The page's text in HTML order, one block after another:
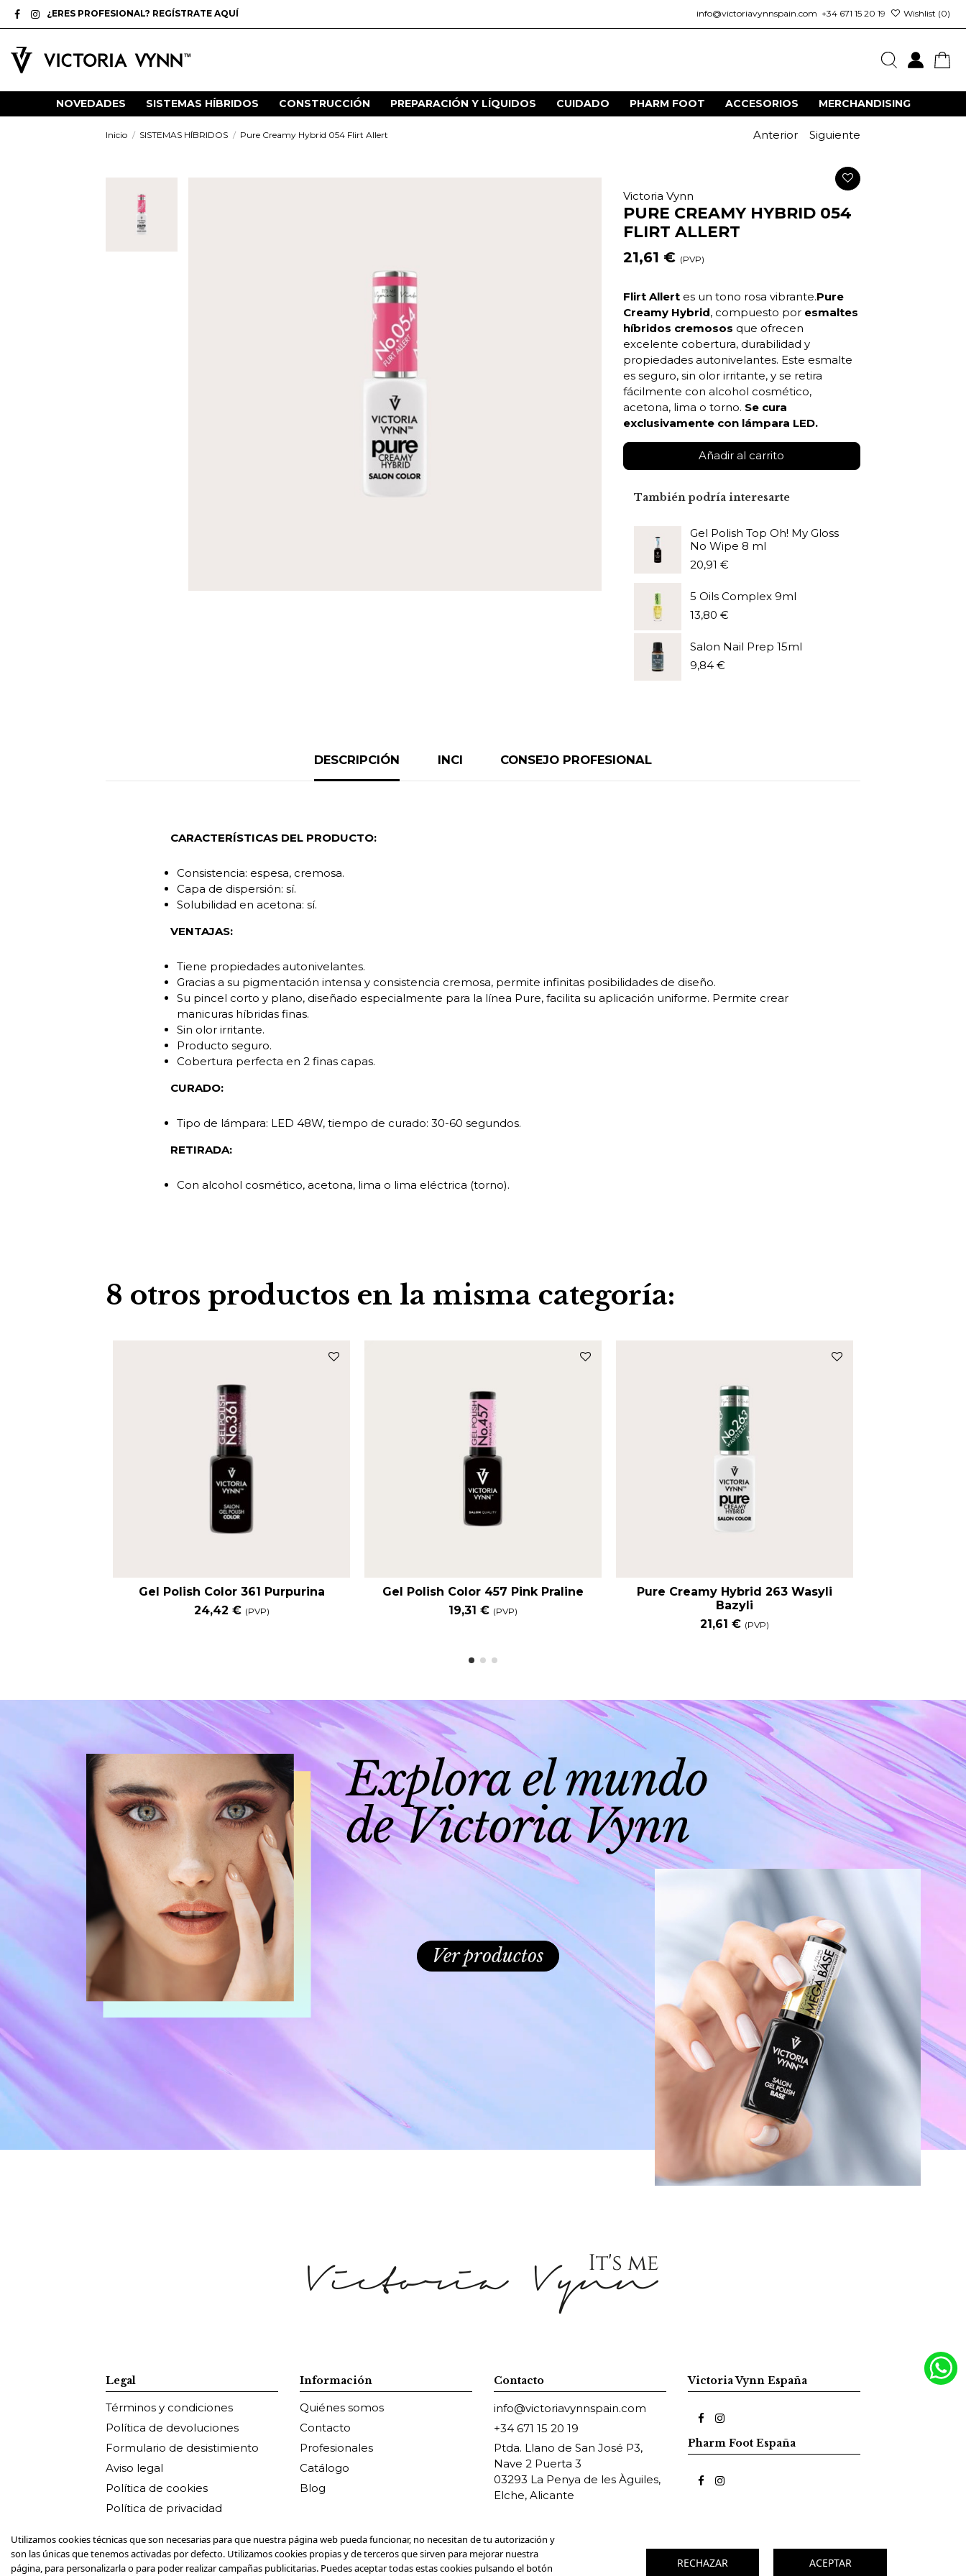
¿ERES PROFESIONAL? REGÍSTRATE AQUÍ info@victoriavynnspain.com +34 671 15 20 19 Wishlist (0)
NOVEDADES SISTEMAS HÍBRIDOS CONSTRUCCIÓN PREPARACIÓN Y LÍQUIDOS CUIDADO PHARM FOOT ACCESORIOS MERCHANDISING
Inicio SISTEMAS HÍBRIDOS Pure Creamy Hybrid 054 Flirt Allert Anterior Siguiente
Victoria Vynn
PURE CREAMY HYBRID 054
FLIRT ALLERT
21,61 € (PVP)
Flirt Allert es un tono rosa vibrante.Pure
Creamy Hybrid, compuesto por esmaltes
híbridos cremosos que ofrecen
excelente cobertura, durabilidad y
propiedades autonivelantes. Este esmalte
es seguro, sin olor irritante, y se retira
fácilmente con alcohol cosmético,
acetona, lima o torno. Se cura
exclusivamente con lámpara LED.
Añadir al carrito
También podría interesarte
Gel Polish Top Oh! My Gloss
No Wipe 8 ml
20,91 €
5 Oils Complex 9ml
13,80 €
Salon Nail Prep 15ml
9,84 €
DESCRIPCIÓN INCI CONSEJO PROFESIONAL
CARACTERÍSTICAS DEL PRODUCTO:
Consistencia: espesa, cremosa.
Capa de dispersión: sí.
Solubilidad en acetona: sí.
VENTAJAS:
Tiene propiedades autonivelantes.
Gracias a su pigmentación intensa y consistencia cremosa, permite infinitas posibilidades de diseño.
Su pincel corto y plano, diseñado especialmente para la línea Pure, facilita su aplicación uniforme. Permite crear
manicuras híbridas finas.
Sin olor irritante.
Producto seguro.
Cobertura perfecta en 2 finas capas.
CURADO:
Tipo de lámpara: LED 48W, tiempo de curado: 30-60 segundos.
RETIRADA:
Con alcohol cosmético, acetona, lima o lima eléctrica (torno).
8 otros productos en la misma categoría:
Gel Polish Color 361 Purpurina
24,42 € (PVP)
Gel Polish Color 457 Pink Praline
19,31 € (PVP)
Pure Creamy Hybrid 263 Wasyli
Bazyli
21,61 € (PVP)
Ver productos
Legal
Términos y condiciones
Política de devoluciones
Formulario de desistimiento
Aviso legal
Política de cookies
Política de privacidad
Información
Quiénes somos
Contacto
Profesionales
Catálogo
Blog
Contacto
info@victoriavynnspain.com
+34 671 15 20 19
Ptda. Llano de San José P3,
Nave 2 Puerta 3
03293 La Penya de les Àguiles,
Elche, Alicante
Victoria Vynn España
Pharm Foot España
Utilizamos cookies técnicas que son necesarias para que nuestra página web pueda funcionar, no necesitan de tu autorización y
son las únicas que tenemos activadas por defecto. Utilizamos cookies propias y de terceros que sirven para mejorar nuestra
página, para personalizarla o para poder realizar campañas publicitarias. Puedes aceptar todas estas cookies pulsando el botón
RECHAZAR ACEPTAR